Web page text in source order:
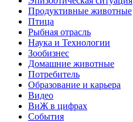
Продуктивные животные
Птица
Рыбная отрасль
Наука и Технологии
Зообизнес
Домашние животные
Потребитель
Образование и карьера
Видео
ВиЖ в цифрах
События